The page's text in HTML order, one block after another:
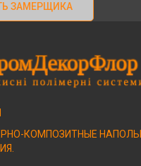
ЗАМЕРЩИКА
КОМПОЗИТНЫЕ